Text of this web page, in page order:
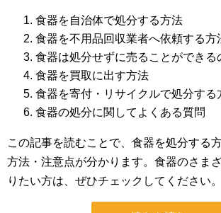
食器を自治体で処分する方法
食器を不用品回収業者へ依頼する方
食器は処分せずに売ることができる
食器を買取に出す方法
食器を寄付・リサイクルで処分する
食器の処分に関してよくある質問
この記事を読むことで、食器を処分する
方法・注意点が分かります。食器のさま
りたい方は、ぜひチェックしてください。